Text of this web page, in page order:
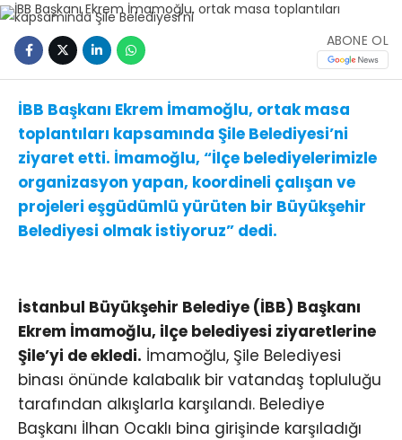
ABONE OL
İBB Başkanı Ekrem İmamoğlu, ortak masa
toplantıları kapsamında Şile Belediyesi’ni
ziyaret etti. İmamoğlu, “İlçe belediyelerimizle
organizasyon yapan, koordineli çalışan ve
projeleri eşgüdümlü yürüten bir Büyükşehir
Belediyesi olmak istiyoruz” dedi.
İstanbul Büyükşehir Belediye (İBB) Başkanı
Ekrem İmamoğlu, ilçe belediyesi ziyaretlerine
Şile’yi de ekledi. İmamoğlu, Şile Belediyesi
binası önünde kalabalık bir vatandaş topluluğu
tarafından alkışlarla karşılandı. Belediye
Başkanı İlhan Ocaklı bina girişinde karşıladığı